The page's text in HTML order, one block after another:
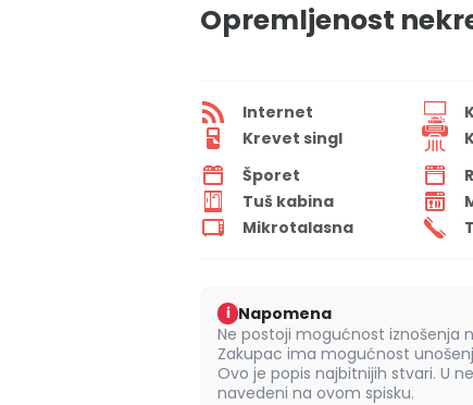
Opremljenost
Internet
Krevet singl
Šporet
Tuš kabina
Mikrotalasna
i Napomena
Ne postoji mogućnost iznošenja
Zakupac ima mogućnost
Ovo je popis najbitnijih stvari. U
navedeni na ovom spisku.